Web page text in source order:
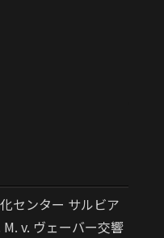
センター サルビア
v. ヴェーバー交響